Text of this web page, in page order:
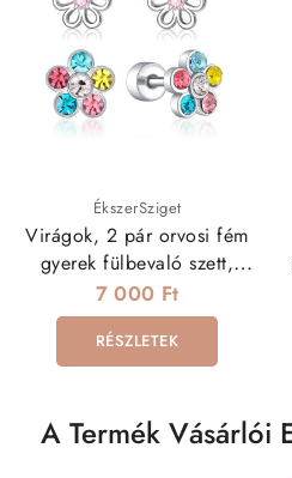
ÉkszerSziget
Virágok, 2 pár orvosi fém
gyerek fülbevaló szett,
csavaros zárral
7 000 Ft
RÉSZLETEK
A Termék Vásárlói